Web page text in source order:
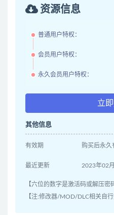
资源信息
普通用户特权：
会员用户特权：
永久会员用户特权：
立
其他信息
有效期 购买后永久
最近更新 2023年02
【六位的数字是激活码或解压密
【注:修改器/MOD/DLC相关自行